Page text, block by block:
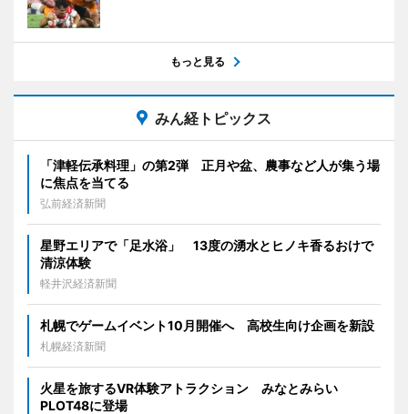
もっと見る
みん経トピックス
「津軽伝承料理」の第2弾 正月や盆、農事など人が集う場
に焦点を当てる
弘前経済新聞
星野エリアで「足水浴」 13度の湧水とヒノキ香るおけで
清涼体験
軽井沢経済新聞
札幌でゲームイベント10月開催へ 高校生向け企画を新設
札幌経済新聞
火星を旅するVR体験アトラクション みなとみらい
PLOT48に登場